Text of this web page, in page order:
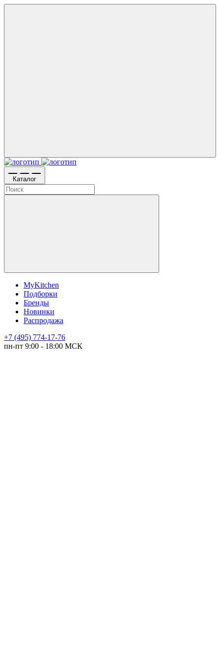
Каталог
MyKitchen
Подборки
Бренды
Новинки
Распродажа
+7 (495) 774-17-76
пн-пт 9:00 - 18:00 МСК